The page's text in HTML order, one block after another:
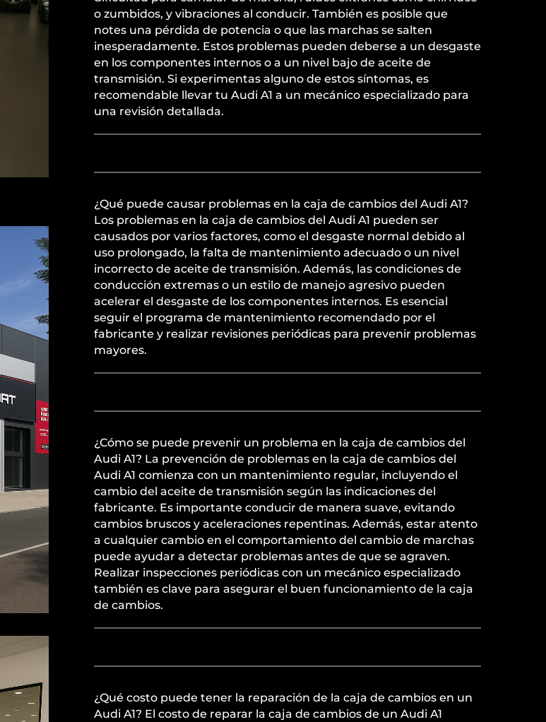
o zumbidos, y vibraciones al conducir. También es posible que
notes una pérdida de potencia o que las marchas se salten
inesperadamente. Estos problemas pueden deberse a un desgaste
en los componentes internos o a un nivel bajo de aceite de
transmisión. Si experimentas alguno de estos síntomas, es
recomendable llevar tu Audi A1 a un mecánico especializado para
una revisión detallada.
¿Qué puede causar problemas en la caja de cambios del Audi A1?
Los problemas en la caja de cambios del Audi A1 pueden ser
causados por varios factores, como el desgaste normal debido al
uso prolongado, la falta de mantenimiento adecuado o un nivel
incorrecto de aceite de transmisión. Además, las condiciones de
conducción extremas o un estilo de manejo agresivo pueden
acelerar el desgaste de los componentes internos. Es esencial
seguir el programa de mantenimiento recomendado por el
fabricante y realizar revisiones periódicas para prevenir problemas
mayores.
¿Cómo se puede prevenir un problema en la caja de cambios del
Audi A1? La prevención de problemas en la caja de cambios del
Audi A1 comienza con un mantenimiento regular, incluyendo el
cambio del aceite de transmisión según las indicaciones del
fabricante. Es importante conducir de manera suave, evitando
cambios bruscos y aceleraciones repentinas. Además, estar atento
a cualquier cambio en el comportamiento del cambio de marchas
puede ayudar a detectar problemas antes de que se agraven.
Realizar inspecciones periódicas con un mecánico especializado
también es clave para asegurar el buen funcionamiento de la caja
de cambios.
¿Qué costo puede tener la reparación de la caja de cambios en un
Audi A1? El costo de reparar la caja de cambios de un Audi A1